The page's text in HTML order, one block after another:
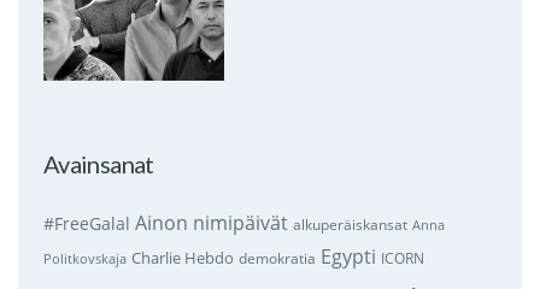
Avainsanat
#FreeGalal Ainon nimipäivät alkuperäiskansat Anna
Politkovskaja Charlie Hebdo demokratia Egypti ICORN